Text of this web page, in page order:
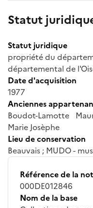
Statut
Statut juridique
propriété du
départemental de
Date d'acquisition
1977
Anciennes
Boudot-Lamotte
Marie Josèphe
Lieu de conservation
Beauvais ; MUDO -
Référence de la
000DE012846
Nom de la base